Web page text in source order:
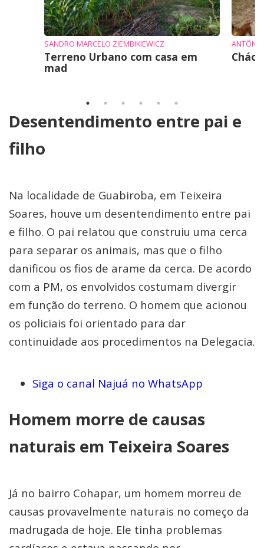
SANDRO MARCELO ZIEMBIKIEWICZ
Terreno Urbano com casa em
mad
ANTÔNIO
Desentendimento entre pai e
filho
Na localidade de Guabiroba, em Teixeira
Soares, houve um desentendimento entre pai
e filho. O pai relatou que construiu uma cerca
para separar os animais, mas que o filho
danificou os fios de arame da cerca. De acordo
com a PM, os envolvidos costumam divergir
em função do terreno. O homem que acionou
os policiais foi orientado para dar
continuidade aos procedimentos na Delegacia.
Siga o canal Najuá no WhatsApp
Homem morre de causas
naturais em Teixeira Soares
Já no bairro Cohapar, um homem morreu de
causas provavelmente naturais no começo da
madrugada de hoje. Ele tinha problemas